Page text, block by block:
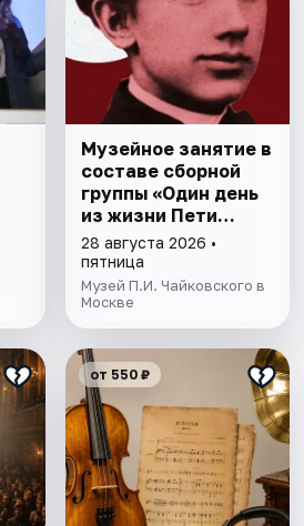
Музейное занятие в
составе сборной
группы «Один день
из жизни Пети
Чайковскогo»
28 августа 2026 •
пятница
Музей П.И. Чайковского в
Москве
от 550 ₽